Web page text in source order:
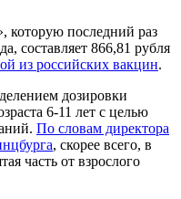
последний раз
составляет 866,81 рубля
из российских вакцин.
дозировки
6-11 лет с целью
По словам директора
, скорее всего, в
часть от взрослого